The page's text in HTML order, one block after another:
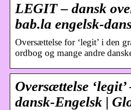
LEGIT – dansk
bab.la engelsk-
Oversættelse for ‘legit’ i den
ordbog og mange andre
Oversættelse
dansk-Engelsk |